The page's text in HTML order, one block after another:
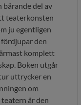
bärande del av
teaterkonsten
ju egentligen
den
komplett
Boken utgår
uttrycker en
om
är den